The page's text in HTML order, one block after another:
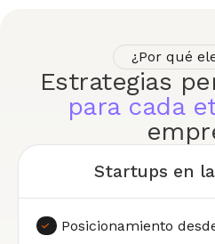
¿Por qué
Estrategias
para cada
Startups en
Posicionamiento